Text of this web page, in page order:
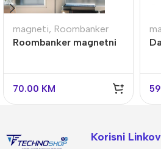
magneti, Roombanker
Roombanker magnetni
868
70.00 KM
Korisni